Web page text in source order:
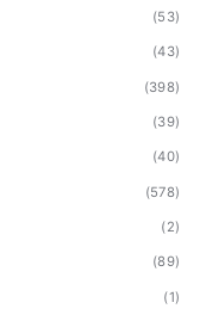
(53)
(43)
(398)
(39)
(40)
(578)
(2)
(89)
(1)